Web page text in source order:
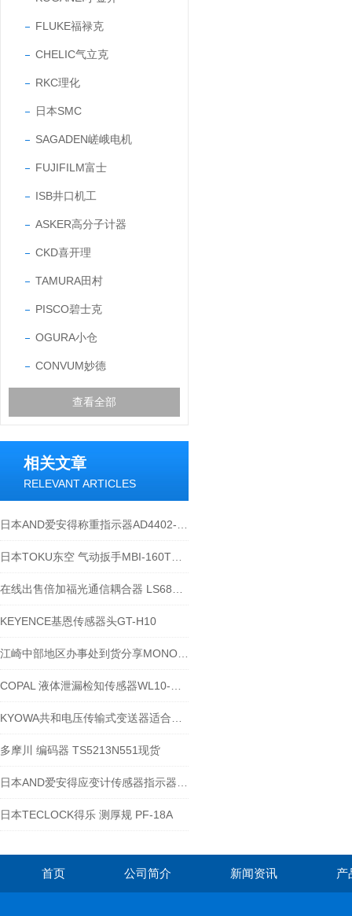
FLUKE福禄克
CHELIC气立克
RKC理化
日本SMC
SAGADEN嵯峨电机
FUJIFILM富士
ISB井口机工
ASKER高分子计器
CKD喜开理
TAMURA田村
PISCO碧士克
OGURA小仓
CONVUM妙德
查看全部
相关文章
RELEVANT ARTICLES
KEYENCE基恩传感器头GT-H10
多摩川 编码器 TS5213N551现货
日本TECLOCK得乐 测厚规 PF-18A
首页 公司简介 新闻资讯 产